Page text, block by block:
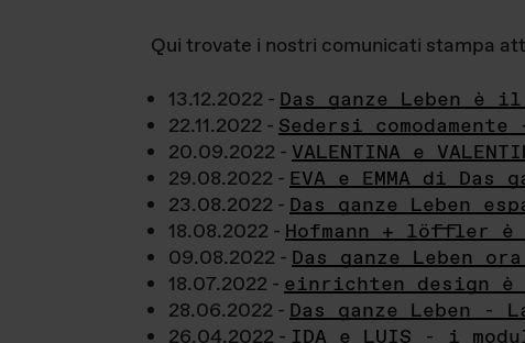
Qui trovate i nostri comunicati stampa
13.12.2022 - Das ganze Leben è
22.11.2022 - Sedersi comodamente
20.09.2022 - VALENTINA e
29.08.2022 - EVA e EMMA di
23.08.2022 - Das ganze Leben
18.08.2022 - Hofmann + löffler è
09.08.2022 - Das ganze Leben
18.07.2022 - einrichten design è
28.06.2022 - Das ganze Leben -
26.04.2022 - IDA e LUIS - i